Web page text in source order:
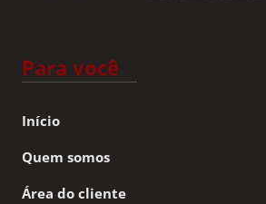
Para você
Início
Quem somos
Área do cliente